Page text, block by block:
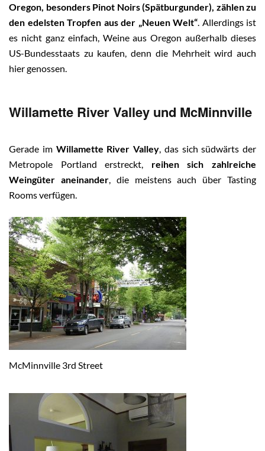
Oregon, besonders Pinot Noirs (Spätburgunder), zählen zu
den edelsten Tropfen aus der „Neuen Welt“. Allerdings ist
es nicht ganz einfach, Weine aus Oregon außerhalb dieses
US-Bundesstaats zu kaufen, denn die Mehrheit wird auch
hier genossen.
Willamette River Valley und McMinnville
Gerade im Willamette River Valley, das sich südwärts der
Metropole Portland erstreckt, reihen sich zahlreiche
Weingüter aneinander, die meistens auch über Tasting
Rooms verfügen.
McMinnville 3rd Street